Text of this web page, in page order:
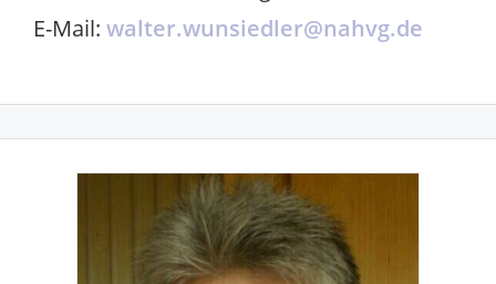
E-Mail: walter.wunsiedler@nahvg.de